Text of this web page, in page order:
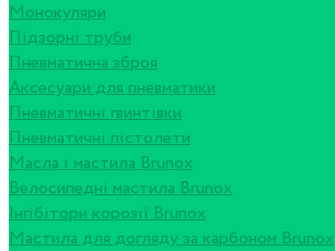
Монокуляри
Підзорні труби
Пневматична зброя
Аксесуари для пневматики
Пневматичні гвинтівки
Пневматичні пістолети
Масла і мастила Brunox
Велосипедні мастила Brunox
Інгібітори корозії Brunox
Мастила для догляду за карбоном Brunox